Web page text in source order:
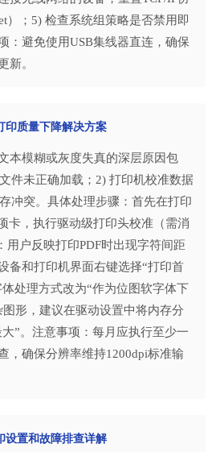
）；5) 检查系统组策略是否禁用即
：避免使用USB集线器直连，确保
新。
印质量下降解决方案
本模糊或灰度失真的深层原因包
件未正确加载；2) 打印机校准数据
冲突。具体处理步骤：首先在打印
卡，执行驱动级打印头校准（需消
用户反映打印PDF时出现字符间距
备和打印机界面右键选择“打印首
体处理方式改为“作为位图软字体下
形，建议在驱动设置中将内存分
”。注意事项：每月应执行至少一
，确保分辨率维持1200dpi标准输
设置和故障排查详解